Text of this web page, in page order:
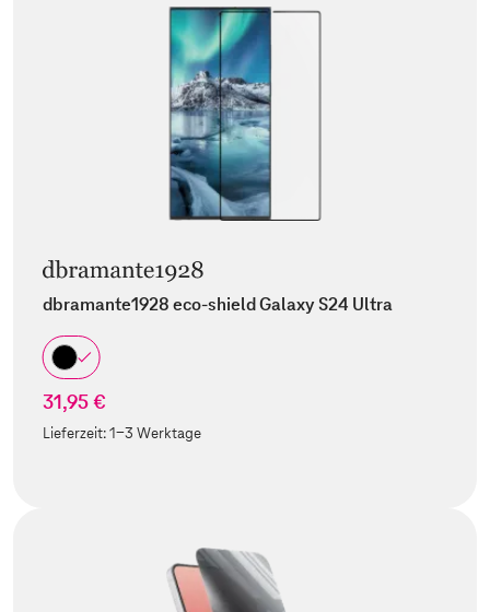
dbramante1928 eco-shield Galaxy S24 Ultra
31,95 €
Lieferzeit:1-3 Werktage